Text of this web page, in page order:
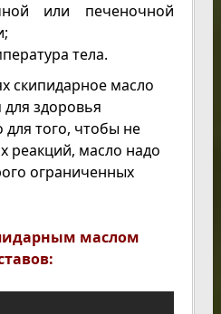
или печеночной
тела.
скипидарное масло
здоровья
того, чтобы не
реакций, масло надо
ограниченных
маслом